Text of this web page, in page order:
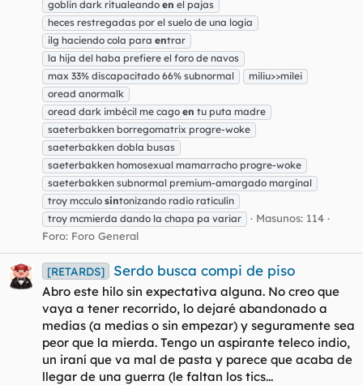
goblin dark ritualeando en el pajas
heces restregadas por el suelo de una logia
ilg haciendo cola para entrar
la hija del haba prefiere el foro de navos
max 33% discapacitado 66% subnormal
miliu>>milei
oread anormalk
oread dark imbécil me cago en tu puta madre
saeterbakken borregomatrix progre-woke
saeterbakken dobla busas
saeterbakken homosexual mamarracho progre-woke
saeterbakken subnormal premium-amargado marginal
troy mcculo sintonizando radio raticulín
troy mcmierda dando la chapa pa variar
Masunos: 114
Foro: Foro General
[RETARDS] Serdo busca compi de piso
Abro este hilo sin expectativa alguna. No creo que
vaya a tener recorrido, lo dejaré abandonado a
medias (a medias o sin empezar) y seguramente sea
peor que la mierda. Tengo un aspirante teleco indio,
un iraní que va mal de pasta y parece que acaba de
llegar de una guerra (le faltan los tics...